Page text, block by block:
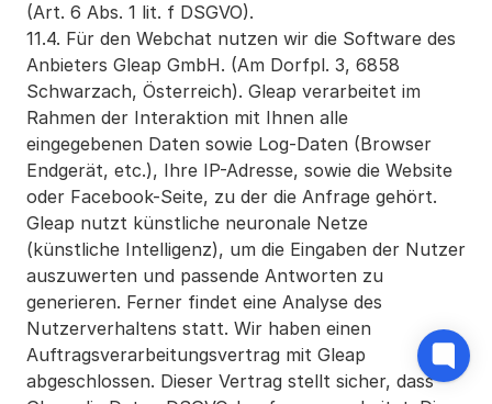
(Art. 6 Abs. 1 lit. f DSGVO).
11.4. Für den Webchat nutzen wir die Software des
Anbieters Gleap GmbH. (Am Dorfpl. 3, 6858
Schwarzach, Österreich). Gleap verarbeitet im
Rahmen der Interaktion mit Ihnen alle
eingegebenen Daten sowie Log-Daten (Browser
Endgerät, etc.), Ihre IP-Adresse, sowie die Website
oder Facebook-Seite, zu der die Anfrage gehört.
Gleap nutzt künstliche neuronale Netze
(künstliche Intelligenz), um die Eingaben der Nutzer
auszuwerten und passende Antworten zu
generieren. Ferner findet eine Analyse des
Nutzerverhaltens statt. Wir haben einen
Auftragsverarbeitungsvertrag mit Gleap
abgeschlossen. Dieser Vertrag stellt sicher, dass